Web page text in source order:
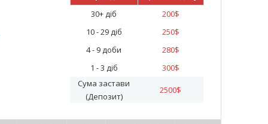
30+ діб
200$
10 - 29 діб
250$
4 - 9 доби
280$
1 - 3 діб
300$
Сума застави
(Депозит)
2500$